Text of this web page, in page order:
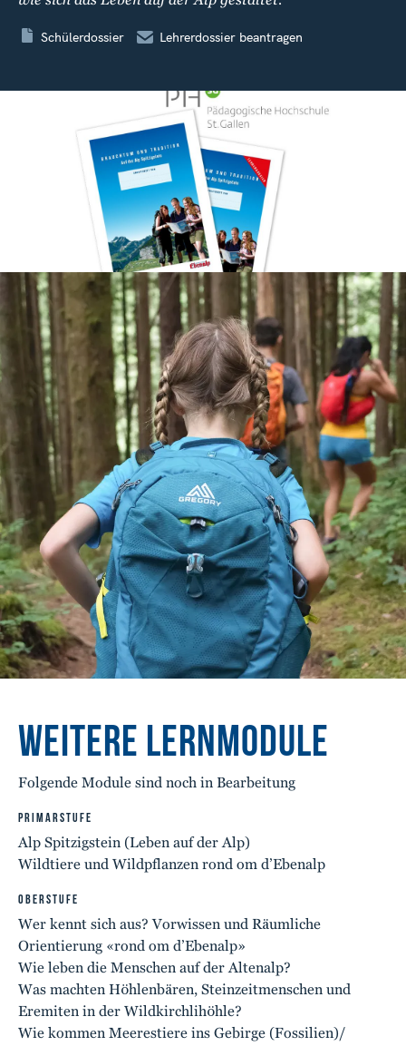
Schülerdossier Lehrerdossier beantragen
WEITERE LERNMODULE
Folgende Module sind noch in Bearbeitung
PRIMARSTUFE
Alp Spitzigstein (Leben auf der Alp)
Wildtiere und Wildpflanzen rond om d’Ebenalp
OBERSTUFE
Wer kennt sich aus? Vorwissen und Räumliche
Orientierung «rond om d’Ebenalp»
Wie leben die Menschen auf der Altenalp?
Was machten Höhlenbären, Steinzeitmenschen und
Eremiten in der Wildkirchlihöhle?
Wie kommen Meerestiere ins Gebirge (Fossilien)/